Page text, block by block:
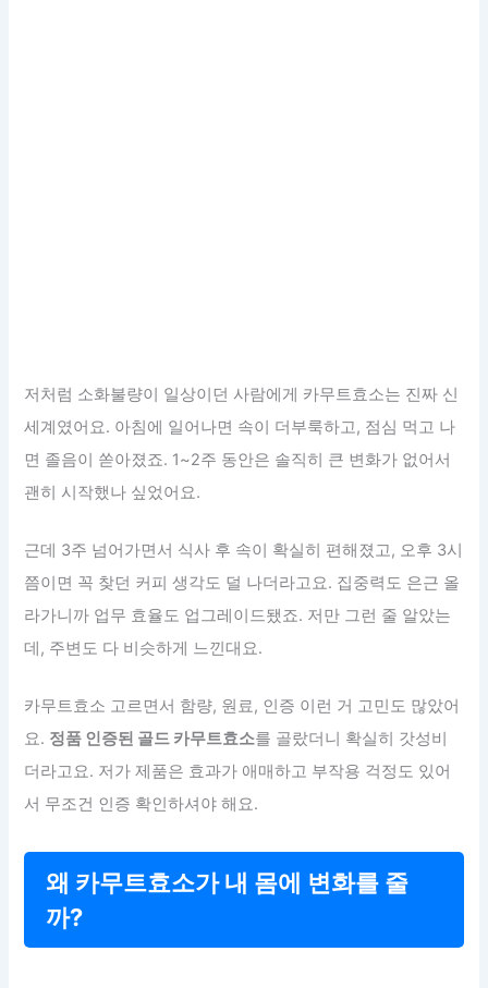
저처럼 소화불량이 일상이던 사람에게 카무트효소는 진짜 신
세계였어요. 아침에 일어나면 속이 더부룩하고, 점심 먹고 나
면 졸음이 쏟아졌죠. 1~2주 동안은 솔직히 큰 변화가 없어서
괜히 시작했나 싶었어요.
근데 3주 넘어가면서 식사 후 속이 확실히 편해졌고, 오후 3시
쯤이면 꼭 찾던 커피 생각도 덜 나더라고요. 집중력도 은근 올
라가니까 업무 효율도 업그레이드됐죠. 저만 그런 줄 알았는
데, 주변도 다 비슷하게 느낀대요.
카무트효소 고르면서 함량, 원료, 인증 이런 거 고민도 많았어
요. 정품 인증된 골드 카무트효소를 골랐더니 확실히 갓성비
더라고요. 저가 제품은 효과가 애매하고 부작용 걱정도 있어
서 무조건 인증 확인하셔야 해요.
왜 카무트효소가 내 몸에 변화를 줄
까?